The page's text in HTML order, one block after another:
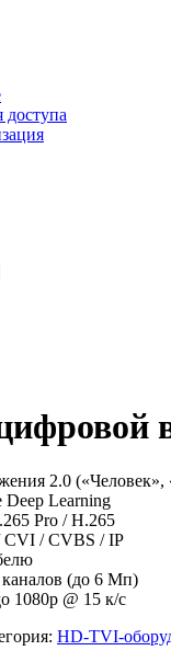
2.0 («Человек»,
Deep Learning
Pro / H.265
/ CVBS / IP
каналов (до 6 Мп)
1080p @ 15 к/с
HD-TVI-